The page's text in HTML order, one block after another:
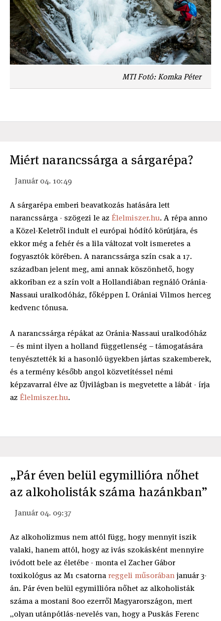
MTI Fotó: Komka Péter
Miért narancssárga a sárgarépa?
Január 04. 10:49
A sárgarépa emberi beavatkozás hatására lett
narancssárga - szögezi le az Élelmiszer.hu. A répa anno
a Közel-Keletről indult el európai hódító körútjára, és
ekkor még a fehér és a lila változat volt ismeretes a
fogyasztók körében. A narancssárga szín csak a 17.
században jelent meg, ami annak köszönhető, hogy
akkoriban ez a szín volt a Hollandiában regnáló Oránia-
Nassaui uralkodóház, főképpen I. Orániai Vilmos herceg
kedvenc tónusa.
A narancssárga répákat az Oránia-Nassaui uralkodóház
– és mint ilyen a holland függetlenség – támogatására
tenyésztették ki a hasonló ügyekben jártas szakemberek,
és a termény később angol közvetítéssel némi
képzavarral élve az Újvilágban is megvetette a lábát - írja
az Élelmiszer.hu.
„Pár éven belül egymillióra nőhet
az alkoholisták száma hazánkban”
Január 04. 09:37
Az alkoholizmus nem attól függ, hogy mennyit iszik
valaki, hanem attól, hogy az ivás szokásként mennyire
ivódott bele az életébe - monta el Zacher Gábor
toxikológus az M1 csatorna reggeli műsorábanjanuár 3-
án. Pár éven belül egymillióra nőhet az alkoholisták
száma a mostani 800 ezerről Magyarországon, mert
„olyan utánpótlás-nevelés van, hogy a Puskás Ferenc